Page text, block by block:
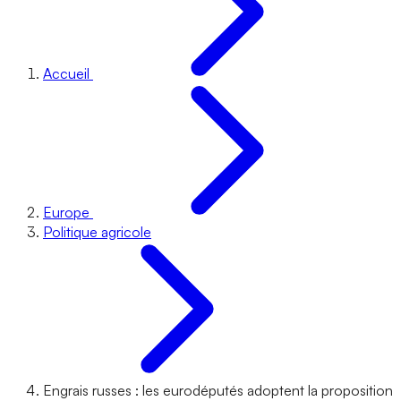
Accueil
Europe
Politique agricole
Engrais russes : les eurodéputés adoptent la proposition